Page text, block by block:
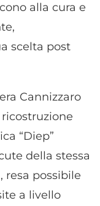
alla cura e
scelta post
Cannizzaro
“Diep”
della stessa
resa possibile
a livello